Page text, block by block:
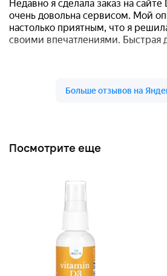
Посмотрите еще